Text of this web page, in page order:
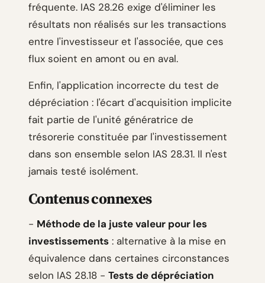
fréquente. IAS 28.26 exige d'éliminer les
résultats non réalisés sur les transactions
entre l'investisseur et l'associée, que ces
flux soient en amont ou en aval.
Enfin, l'application incorrecte du test de
dépréciation : l'écart d'acquisition implicite
fait partie de l'unité génératrice de
trésorerie constituée par l'investissement
dans son ensemble selon IAS 28.31. Il n'est
jamais testé isolément.
Contenus connexes
- Méthode de la juste valeur pour les
investissements : alternative à la mise en
équivalence dans certaines circonstances
selon IAS 28.18 - Tests de dépréciation